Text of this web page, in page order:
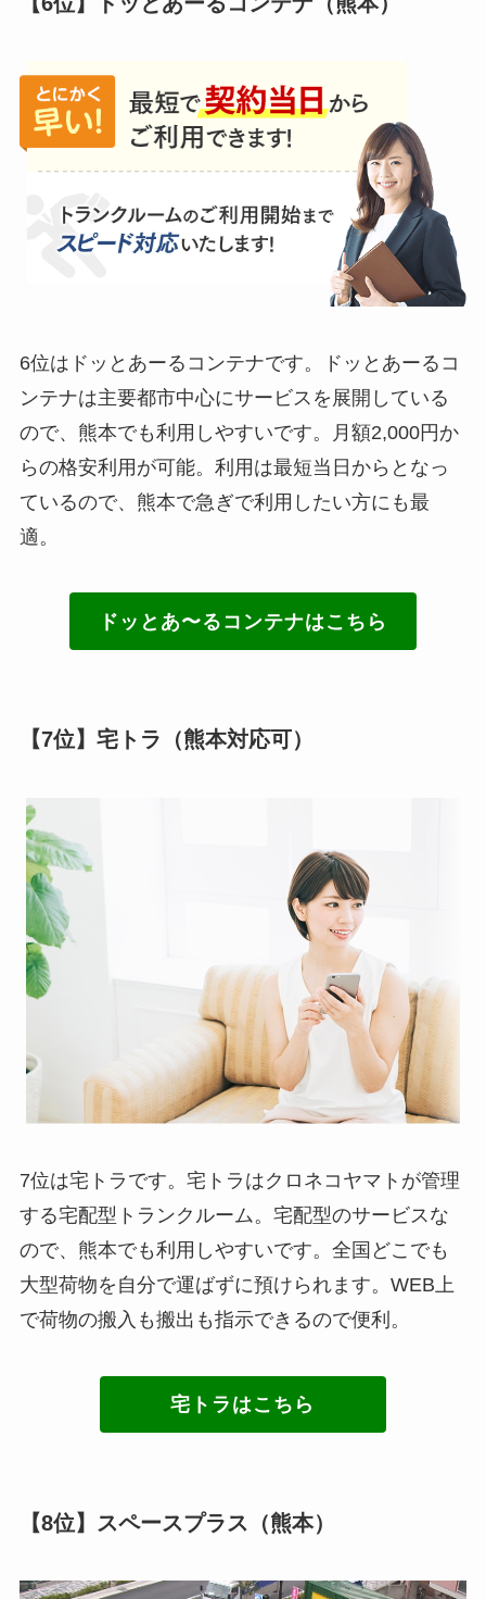
6位はドッとあーるコンテナです。ドッとあーるコ
ンテナは主要都市中心にサービスを展開している
ので、熊本でも利用しやすいです。月額2,000円か
らの格安利用が可能。利用は最短当日からとなっ
ているので、熊本で急ぎで利用したい方にも最
適。
ドッとあ〜るコンテナはこちら
【7位】宅トラ（熊本対応可）
7位は宅トラです。宅トラはクロネコヤマトが管理
する宅配型トランクルーム。宅配型のサービスな
ので、熊本でも利用しやすいです。全国どこでも
大型荷物を自分で運ばずに預けられます。WEB上
で荷物の搬入も搬出も指示できるので便利。
宅トラはこちら
【8位】スペースプラス（熊本）